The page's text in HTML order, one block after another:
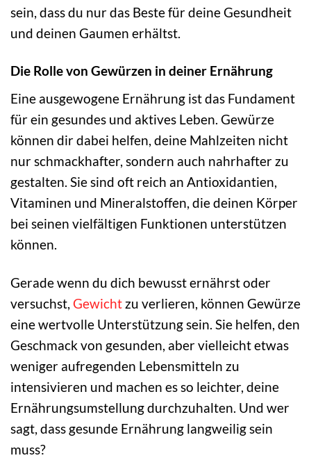
sein, dass du nur das Beste für deine Gesundheit
und deinen Gaumen erhältst.
Die Rolle von Gewürzen in deiner Ernährung
Eine ausgewogene Ernährung ist das Fundament
für ein gesundes und aktives Leben. Gewürze
können dir dabei helfen, deine Mahlzeiten nicht
nur schmackhafter, sondern auch nahrhafter zu
gestalten. Sie sind oft reich an Antioxidantien,
Vitaminen und Mineralstoffen, die deinen Körper
bei seinen vielfältigen Funktionen unterstützen
können.
Gerade wenn du dich bewusst ernährst oder
versuchst, Gewicht zu verlieren, können Gewürze
eine wertvolle Unterstützung sein. Sie helfen, den
Geschmack von gesunden, aber vielleicht etwas
weniger aufregenden Lebensmitteln zu
intensivieren und machen es so leichter, deine
Ernährungsumstellung durchzuhalten. Und wer
sagt, dass gesunde Ernährung langweilig sein
muss?